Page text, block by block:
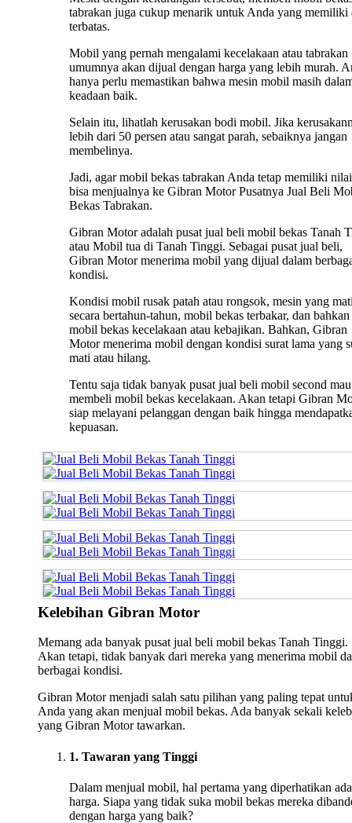
tabrakan juga cukup menarik untuk Anda yang memiliki
terbatas.
Mobil yang pernah mengalami kecelakaan atau tabrakan
umumnya akan dijual dengan harga yang lebih murah.
hanya perlu memastikan bahwa mesin mobil masih
keadaan baik.
Selain itu, lihatlah kerusakan bodi mobil. Jika
lebih dari 50 persen atau sangat parah, sebaiknya jangan
membelinya.
Jadi, agar mobil bekas tabrakan Anda tetap memiliki
bisa menjualnya ke Gibran Motor Pusatnya Jual Beli
Bekas Tabrakan.
Gibran Motor adalah pusat jual beli mobil bekas Tanah
atau Mobil tua di Tanah Tinggi. Sebagai pusat jual beli,
Gibran Motor menerima mobil yang dijual dalam
kondisi.
Kondisi mobil rusak patah atau rongsok, mesin yang
secara bertahun-tahun, mobil bekas terbakar, dan bahkan
mobil bekas kecelakaan atau kebajikan. Bahkan, Gibran
Motor menerima mobil dengan kondisi surat lama yang
mati atau hilang.
Tentu saja tidak banyak pusat jual beli mobil second mau
membeli mobil bekas kecelakaan. Akan tetapi Gibran
siap melayani pelanggan dengan baik hingga
kepuasan.
Kelebihan Gibran Motor
Memang ada banyak pusat jual beli mobil bekas Tanah Tinggi.
Akan tetapi, tidak banyak dari mereka yang menerima mobil
berbagai kondisi.
Gibran Motor menjadi salah satu pilihan yang paling tepat
Anda yang akan menjual mobil bekas. Ada banyak sekali
yang Gibran Motor tawarkan.
1. Tawaran yang Tinggi
Dalam menjual mobil, hal pertama yang diperhatikan
harga. Siapa yang tidak suka mobil bekas mereka
dengan harga yang baik?